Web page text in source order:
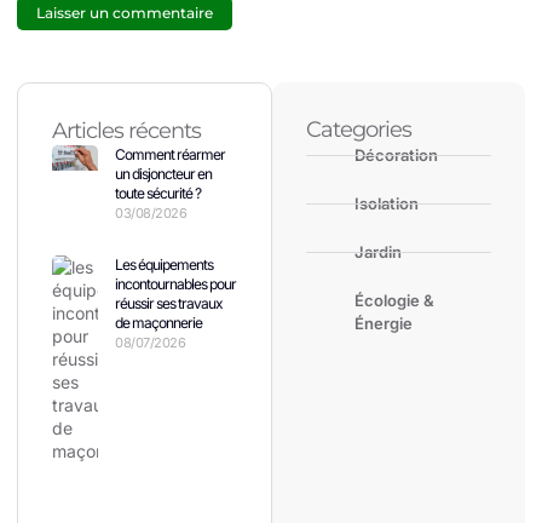
Articles récents
Comment réarmer
un disjoncteur en
toute sécurité ?
03/08/2026
Les équipements
incontournables pour
réussir ses travaux
de maçonnerie
08/07/2026
Categories
Décoration
Isolation
Jardin
Écologie &
Énergie